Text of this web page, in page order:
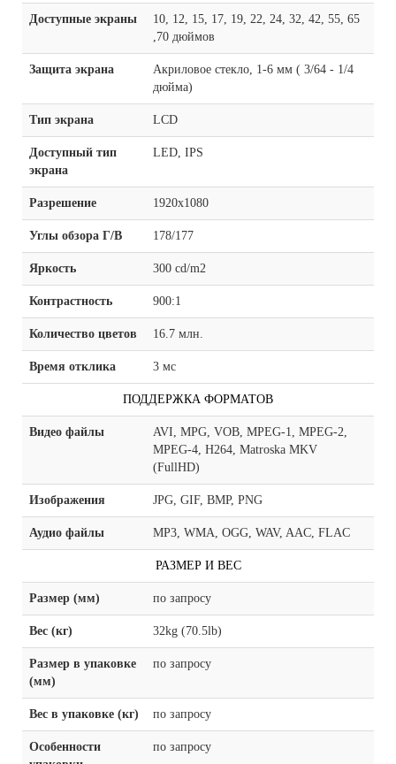
Доступные экраны
10, 12, 15, 17, 19, 22, 24, 32, 42, 55, 65
,70 дюймов
Защита экрана
Акриловое стекло, 1-6 мм ( 3/64 - 1/4
дюйма)
Тип экрана LCD
Доступный тип
экрана
LED, IPS
Разрешение 1920x1080
Углы обзора Г/В 178/177
Яркость 300 cd/m2
Контрастность 900:1
Количество цветов 16.7 млн.
Время отклика 3 мс
ПОДДЕРЖКА ФОРМАТОВ
Видео файлы
AVI, MPG, VOB, MPEG-1, MPEG-2,
MPEG-4, H264, Matroska MKV
(FullHD)
Изображения JPG, GIF, BMP, PNG
Аудио файлы MP3, WMA, OGG, WAV, AAC, FLAC
РАЗМЕР И ВЕС
Размер (мм) по запросу
Вес (кг) 32kg (70.5lb)
Размер в упаковке
(мм)
по запросу
Вес в упаковке (кг) по запросу
Особенности
по запросу